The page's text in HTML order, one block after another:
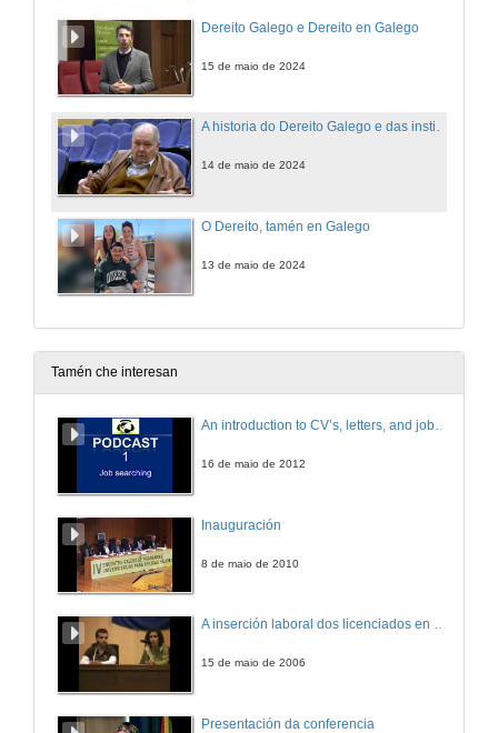
Dereito Galego e Dereito en Galego
15 de maio de 2024
A historia do Dereito Galego e das institucións propias de Galicia
14 de maio de 2024
O Dereito, tamén en Galego
13 de maio de 2024
Tamén che interesan
An introduction to CV’s, letters, and job searching
16 de maio de 2012
Inauguración
8 de maio de 2010
A inserción laboral dos licenciados en Ciencias do Mar: a carreira investigadora
15 de maio de 2006
Presentación da conferencia